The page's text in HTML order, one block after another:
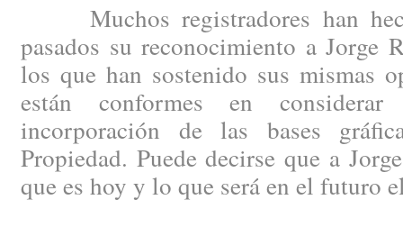
Muchos registradores han
pasados su reconocimiento a Jorge
los que han sostenido sus mismas
están conformes en
incorporación de las bases
Propiedad. Puede decirse que a
que es hoy y lo que será en el futuro